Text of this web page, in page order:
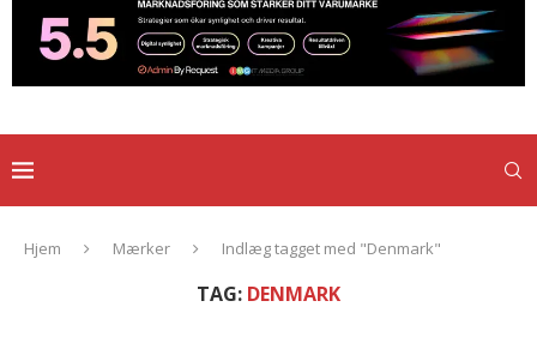
Hjem Mærker Indlæg tagget med "Denmark"
TAG: DENMARK